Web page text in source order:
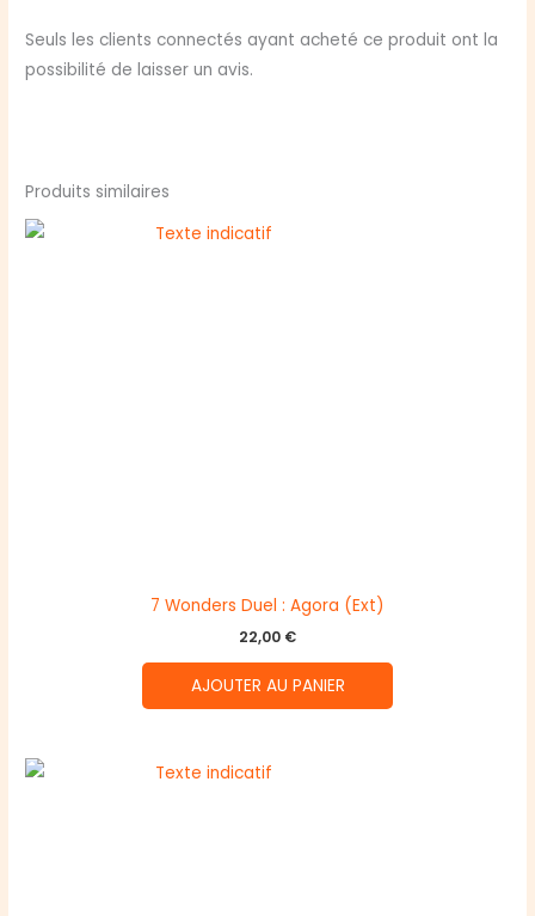
Seuls les clients connectés ayant acheté ce produit ont la
possibilité de laisser un avis.
Produits similaires
7 Wonders Duel : Agora (Ext)
22,00 €
AJOUTER AU PANIER